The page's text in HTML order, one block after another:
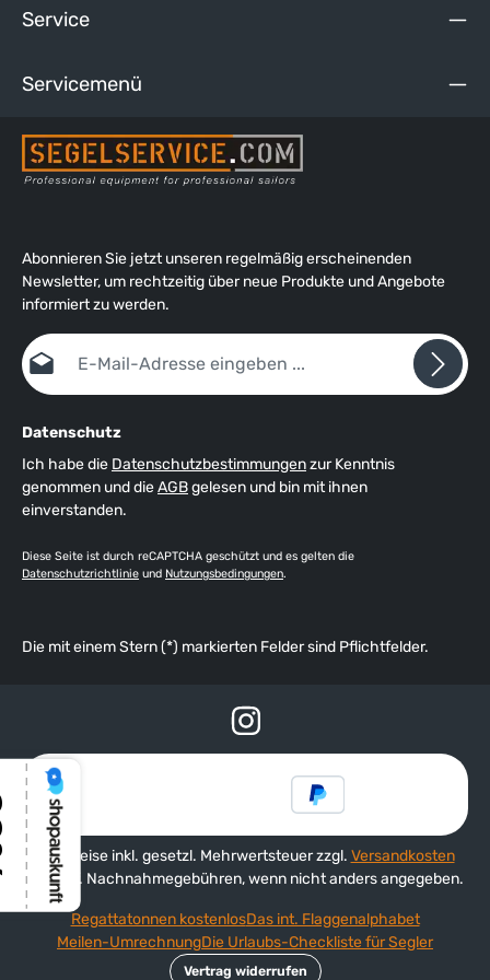
formbeständiger 4-Wege-Fleecestretch, pillt nicht, maximale
Bewegungsfreiheit, weicher, elastischer Bund mit Tunnelzug,
Service
Servicemenü
Abonnieren Sie jetzt unseren regelmäßig erscheinenden
Newsletter, um rechtzeitig über neue Produkte und Angebote
informiert zu werden.
E-Mail-Adresse*
Datenschutz
Ich habe die Datenschutzbestimmungenzur Kenntnis
genommen und dieAGBgelesen und bin mit ihnen
einverstanden.
Diese Seite ist durch reCAPTCHA geschützt und es gelten die
Datenschutzrichtlinie und Nutzungsbedingungen.
Die mit einem Stern (*) markierten Felder sind Pflichtfelder.
Alle Preise inkl. gesetzl. Mehrwertsteuer zzgl. Versandkosten
und ggf. Nachnahmegebühren, wenn nicht anders angegeben.
Regattatonnen kostenlosDas int. Flaggenalphabet
Meilen-UmrechnungDie Urlaubs-Checkliste für Segler
Vertrag widerrufen